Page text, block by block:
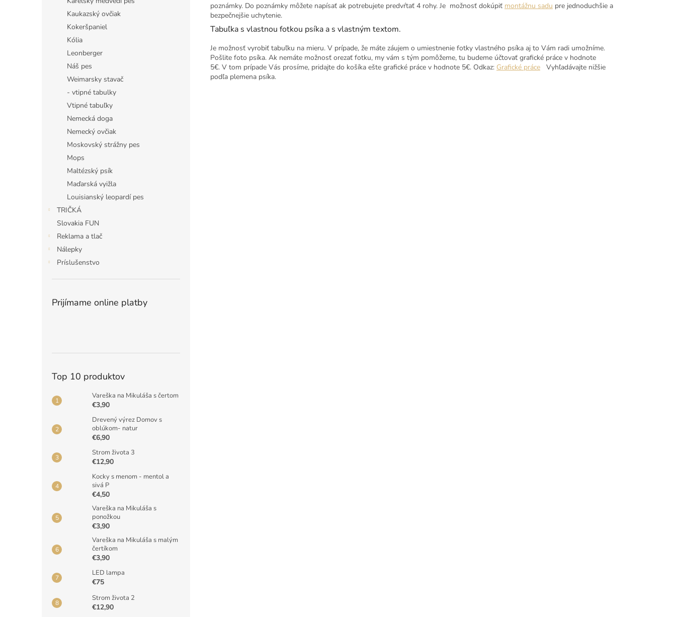
Kaukazský ovčiak
Kokeršpaniel
Kólia
Leonberger
Náš pes
Weimarsky stavač
- vtipné tabulky
Vtipné tabuľky
Nemecká doga
Nemecký ovčiak
Moskovský strážny pes
Mops
Maltézský psík
Maďarská vyižla
Louisianský leopardí pes
TRIČKÁ
Slovakia FUN
Reklama a tlač
Nálepky
Príslušenstvo
Prijímame online platby
Top 10 produktov
Vareška na Mikuláša s čertom
€3,90
Drevený výrez Domov s
oblúkom- natur
€6,90
Strom života 3
€12,90
Kocky s menom - mentol a
sivá P
€4,50
Vareška na Mikuláša s
ponožkou
€3,90
Vareška na Mikuláša s malým
čertíkom
€3,90
LED lampa
€75
Strom života 2
€12,90
poznámky. Do poznámky môžete napísať ak potrebujete predvŕtať 4 rohy. Je možnosť dokúpiť montážnu sadu pre jednoduchšie a
bezpečnejšie uchytenie.
Tabuľka s vlastnou fotkou psíka a s vlastným textom.
Je možnosť vyrobiť tabuľku na mieru. V prípade, že máte záujem o umiestnenie fotky vlastného psíka aj to Vám radi umožníme.
Pošlite foto psíka. Ak nemáte možnosť orezať fotku, my vám s tým pomôžeme, tu budeme účtovať grafické práce v hodnote
5€. V tom prípade Vás prosíme, pridajte do košíka ešte grafické práce v hodnote 5€. Odkaz: Grafické práce Vyhľadávajte nižšie
podľa plemena psíka.